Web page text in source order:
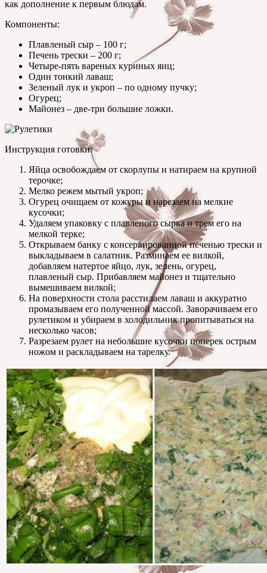
как дополнение к первым блюдам.
Компоненты:
Плавленый сыр – 100 г;
Печень трески – 200 г;
Четыре-пять вареных куриных яиц;
Один тонкий лаваш;
Зеленый лук и укроп – по одному пучку;
Огурец;
Майонез – две-три большие ложки.
Инструкция готовки:
Яйца освобождаем от скорлупы и натираем на крупной
терочке;
Мелко режем мытый укроп;
Огурец очищаем от кожуры и нарезаем на мелкие
кусочки;
Удаляем упаковку с плавленого сырка и трем его на
мелкой терке;
Открываем банку с консервированной печенью трески и
выкладываем в салатник. Разминаем ее вилкой,
добавляем натертое яйцо, лук, зелень, огурец,
плавленый сыр. Прибавляем майонез и тщательно
вымешиваем вилкой;
На поверхности стола расстилаем лаваш и аккуратно
промазываем его полученной массой. Заворачиваем его
рулетиком и убираем в холодильник пропитываться на
несколько часов;
Разрезаем рулет на небольшие кусочки поперек острым
ножом и раскладываем на тарелку.